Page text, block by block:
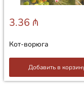
3.36 ₼
Кот-ворюга
Добавить в